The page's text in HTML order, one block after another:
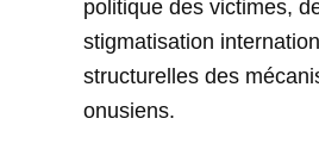
politique des victimes,
stigmatisation
structurelles des
onusiens.